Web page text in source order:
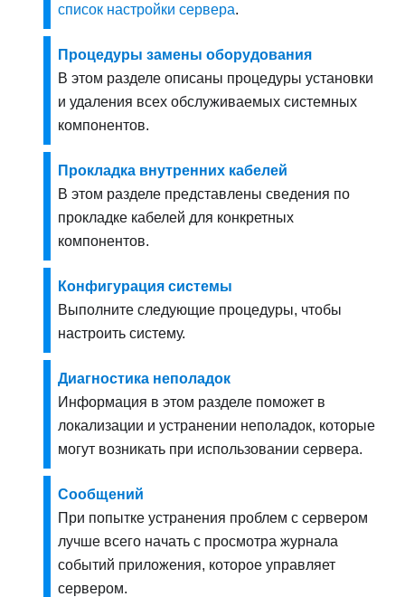
список настройки сервера.
Процедуры замены оборудования
В этом разделе описаны процедуры установки
и удаления всех обслуживаемых системных
компонентов.
Прокладка внутренних кабелей
В этом разделе представлены сведения по
прокладке кабелей для конкретных
компонентов.
Конфигурация системы
Выполните следующие процедуры, чтобы
настроить систему.
Диагностика неполадок
Информация в этом разделе поможет в
локализации и устранении неполадок, которые
могут возникать при использовании сервера.
Сообщений
При попытке устранения проблем с сервером
лучше всего начать с просмотра журнала
событий приложения, которое управляет
сервером.